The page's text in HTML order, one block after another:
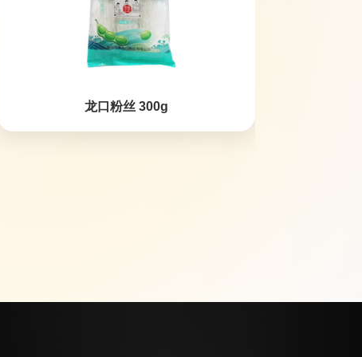
龙口粉丝 300g